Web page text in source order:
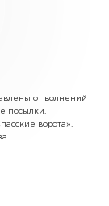
от волнений
посылки.
ворота».